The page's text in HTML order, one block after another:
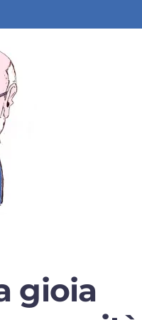
gioia